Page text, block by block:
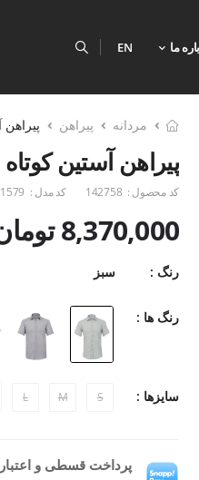
ما EN
مردانه پیراهن پیراهن
پیراهن آستین
کد محصول : 142758 کد مدل :
8,370,000 تومان
رنگ : سبز
رنگ ها :
سایزها : S
M
L
پرداخت قسطی و